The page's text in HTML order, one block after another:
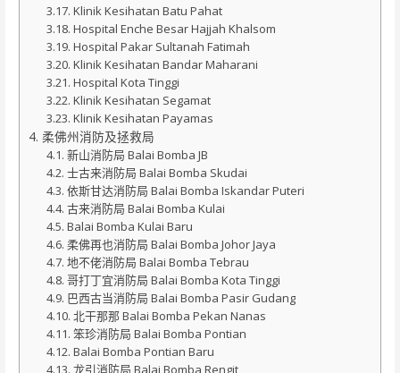
Klinik Kesihatan Batu Pahat
Hospital Enche Besar Hajjah Khalsom
Hospital Pakar Sultanah Fatimah
Klinik Kesihatan Bandar Maharani
Hospital Kota Tinggi
Klinik Kesihatan Segamat
Klinik Kesihatan Payamas
柔佛州消防及拯救局
新山消防局 Balai Bomba JB
士古来消防局 Balai Bomba Skudai
依斯甘达消防局 Balai Bomba Iskandar Puteri
古来消防局 Balai Bomba Kulai
Balai Bomba Kulai Baru
柔佛再也消防局 Balai Bomba Johor Jaya
地不佬消防局 Balai Bomba Tebrau
哥打丁宜消防局 Balai Bomba Kota Tinggi
巴西古当消防局 Balai Bomba Pasir Gudang
北干那那 Balai Bomba Pekan Nanas
笨珍消防局 Balai Bomba Pontian
Balai Bomba Pontian Baru
龙引消防局 Balai Bomba Rengit